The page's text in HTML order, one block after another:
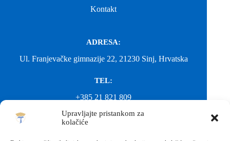
Upravljajte pristankom za
kolačiće
Kontakt
ADRESA:
Ul. Franjevačke gimnazije 22, 21230 Sinj, Hrvatska
TEL:
+385 21 821 809
EMAIL: